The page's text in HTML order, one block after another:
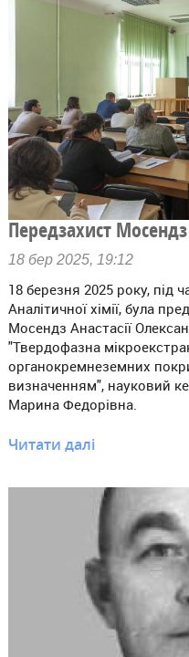
Передзахист Мосендз
18 бер 2025, 19:12
18 березня 2025 року, під
Аналітичної хімії, була
Мосендз Анастасії
"Твердофазна
органокремнеземних
визначенням", науковий
Марина Федорівна.
Читати далі